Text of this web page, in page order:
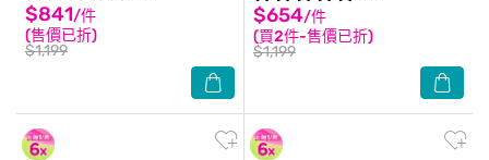
$841/件
(售價已折)
$1,199
$654/件
(買2件-售價已折)
$1,199